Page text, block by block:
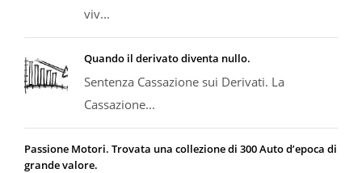
viv...
Quando il derivato diventa nullo.
Sentenza Cassazione sui Derivati. La
Cassazione...
Passione Motori. Trovata una collezione di 300 Auto d’epoca di
grande valore.